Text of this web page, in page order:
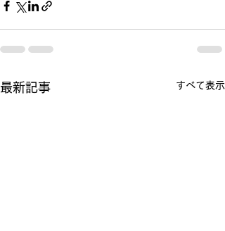
最新記事 すべて表示